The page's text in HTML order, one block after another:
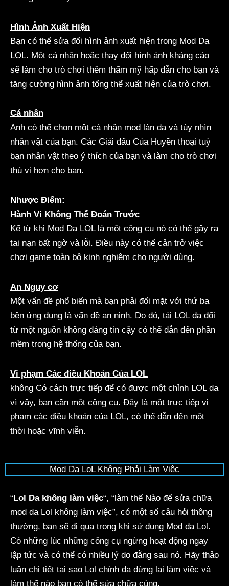
Hình Ảnh Xuất Hiện
Bạn có thể sửa đổi hình ảnh xuất hiện trong Mod Da
LOL. Một cá nhân hoặc thay đổi hình ảnh kháng cáo
sẽ làm cho trò chơi thêm thẩm mỹ hấp dẫn cho bạn và
tăng cường hình ảnh tổng thể xuất hiện của trò chơi.
Cá nhân
Anh có thể chọn một cá nhân mod làn da và tùy nhìn
nhân vật của bạn. Các Giải đấu Của Huyền thoại tuỳ
bạn nhân vật theo ý thích của bạn và làm cho trò chơi
thú vị hơn cho bạn.
Nhược Điểm:
Hành Vi Không Thể Đoán Trước
Kể từ khi Mod Da LOL là một công cụ nó có thể gây ra
tai nạn bất ngờ và lỗi. Điều này có thể cản trở việc
chơi game toàn bộ kinh nghiệm cho người dùng.
An Nguy cơ
Một vấn đề phổ biến mà bạn phải đối mặt với thứ ba
bên ứng dụng là vấn đề an ninh. Do đó, tải LOL da đổi
từ một nguồn không đáng tin cậy có thể dẫn đến phần
mềm trong hệ thống của bạn.
Vi phạm Các điều Khoản Của LOL
không Có cách trực tiếp để có được một chỉnh LOL da
vì vậy, bạn cần một công cụ. Đây là một trực tiếp vi
phạm các điều khoản của LOL, có thể dẫn đến một
thời hoặc vĩnh viễn.
Mod Da LoL Không Phải Làm Việc
“ Lol Da không làm việc“, “làm thế Nào để sửa chữa
mod da Lol không làm việc”, có một số câu hỏi thông
thường, bạn sẽ đi qua trong khi sử dụng Mod da Lol.
Có những lúc những công cụ ngừng hoạt động ngay
lập tức và có thể có nhiều lý do đằng sau nó. Hãy thảo
luận chi tiết tại sao Lol chỉnh da dừng lại làm việc và
làm thế nào bạn có thể sửa chữa cùng.